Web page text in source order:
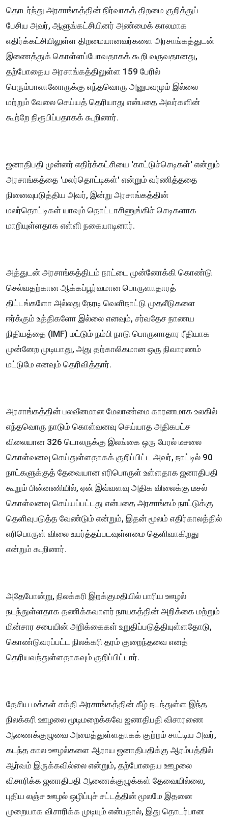
தொடர்ந்து அரசாங்கத்தின் நிர்வாகத் திறமை குறித்துப்
பேசிய அவர், ஆளுங்கட்சியினர் அண்மைக் காலமாக
எதிர்க்கட்சியிலுள்ள திறமையானவர்களை அரசாங்கத்துடன்
இணைத்துக் கொள்ளப்போவதாகக் கூறி வருவதானது,
தற்போதைய அரசாங்கத்திலுள்ள 159 பேரில்
பெரும்பாலானோருக்கு எந்தவொரு அனுபவமும் இல்லை
மற்றும் வேலை செய்யத் தெரியாது என்பதை அவர்களின்
கூற்றே நிரூபிப்பதாகக் கூறினார்.
ஜனாதிபதி முன்னர் எதிர்க்கட்சியை 'காட்டுச்செடிகள்' என்றும்
அரசாங்கத்தை 'மலர்தொட்டிகள்' என்றும் வர்ணித்ததை
நினைவுபடுத்திய அவர், இன்று அரசாங்கத்தின்
மலர்தொட்டிகள் யாவும் தொட்டாசிணுங்கிச் செடிகளாக
மாறியுள்ளதாக எள்ளி நகையாடினார்.
அத்துடன் அரசாங்கத்திடம் நாட்டை முன்னோக்கி கொண்டு
செல்வதற்கான ஆக்கப்பூர்வமான பொருளாதாரத்
திட்டங்களோ அல்லது நேரடி வெளிநாட்டு முதலீடுகளை
ஈர்க்கும் உத்திகளோ இல்லை எனவும், சர்வதேச நாணய
நிதியத்தை (IMF) மட்டும் நம்பி நாடு பொருளாதார ரீதியாக
முன்னேற முடியாது, அது தற்காலிகமான ஒரு நிவாரணம்
மட்டுமே எனவும் தெரிவித்தார்.
அரசாங்கத்தின் பலவீனமான மேலாண்மை காரணமாக உலகில்
எந்தவொரு நாடும் கொள்வனவு செய்யாத அதிகபட்ச
விலையான 326 டொலருக்கு இலங்கை ஒரு பேரல் டீசலை
கொள்வனவு செய்துள்ளதாகக் குறிப்பிட்ட அவர், நாட்டில் 90
நாட்களுக்குத் தேவையான எரிபொருள் உள்ளதாக ஜனாதிபதி
கூறும் பின்னணியில், ஏன் இவ்வளவு அதிக விலைக்கு டீசல்
கொள்வனவு செய்யப்பட்டது என்பதை அரசாங்கம் நாட்டுக்கு
தெளிவுபடுத்த வேண்டும் என்றும், இதன் மூலம் எதிர்காலத்தில்
எரிபொருள் விலை உயர்த்தப்படவுள்ளமை தெளிவாகிறது
என்றும் கூறினார்.
அதேபோன்று, நிலக்கரி இறக்குமதியில் பாரிய ஊழல்
நடந்துள்ளதாக தணிக்கவாளர் நாயகத்தின் அறிக்கை மற்றும்
மின்சார சபையின் அறிக்கைகள் உறுதிப்படுத்தியுள்ளதோடு,
கொண்டுவரப்பட்ட நிலக்கரி தரம் குறைந்தவை எனத்
தெரியவந்துள்ளதாகவும் குறிப்பிட்டார்.
தேசிய மக்கள் சக்தி அரசாங்கத்தின் கீழ் நடந்துள்ள இந்த
நிலக்கரி ஊழலை மூடிமறைக்கவே ஜனாதிபதி விசாரணை
ஆணைக்குழுவை அமைத்துள்ளதாகக் குற்றம் சாட்டிய அவர்,
கடந்த கால ஊழல்களை ஆராய ஜனாதிபதிக்கு ஆரம்பத்தில்
ஆர்வம் இருக்கவில்லை என்றும், தற்போதைய ஊழலை
விசாரிக்க ஜனாதிபதி ஆணைக்குழுக்கள் தேவையில்லை,
புதிய லஞ்ச ஊழல் ஒழிப்புச் சட்டத்தின் மூலமே இதனை
முறையாக விசாரிக்க முடியும் என்பதால், இது தொடர்பான